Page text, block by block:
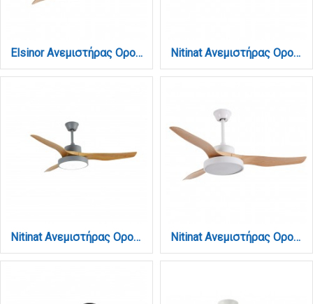
Elsinor Ανεμιστήρας Οροφής με LED 15W, DC Μοτέρ & Smart App - Μαύρο/Ξύλο (102000480) Nitinat Ανεμιστήρας Οροφής με LED 25W, DC Μοτέρ & Smart App - Total White (102000290)
Nitinat Ανεμιστήρας Οροφής με LED 25W, DC Μοτέρ & Smart App - Γκρι/Ξύλο (102000230) Nitinat Ανεμιστήρας Οροφής με LED 25W, DC Μοτέρ & Smart App - Λευκό/Ξύλο (102000210)